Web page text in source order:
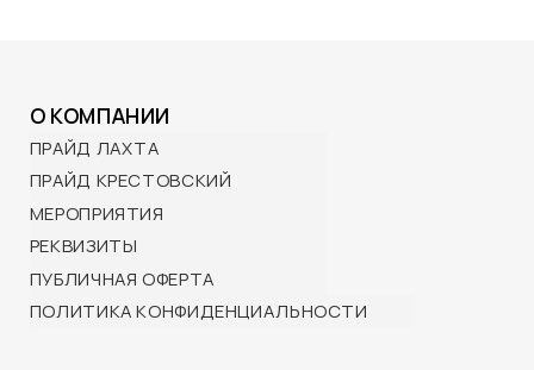
+7 (901) 322-29-80
info@wttp.ru